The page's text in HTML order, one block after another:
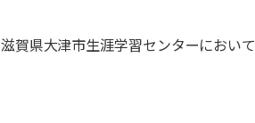
県大津市生涯学習センターにおいて